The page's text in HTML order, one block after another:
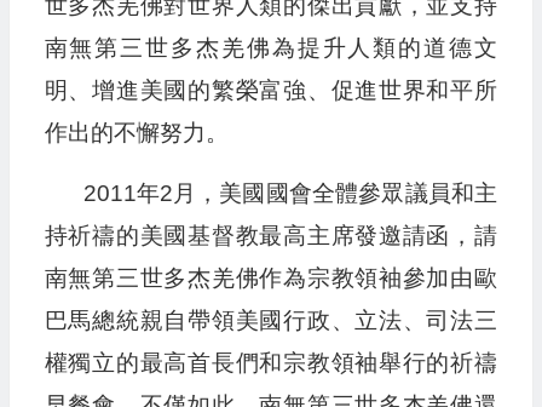
世多杰羌佛對世界人類的傑出貢獻，並支持
南無第三世多杰羌佛為提升人類的道德文
明、增進美國的繁榮富強、促進世界和平所
作出的不懈努力。
2011年2月，美國國會全體參眾議員和主
持祈禱的美國基督教最高主席發邀請函，請
南無第三世多杰羌佛作為宗教領袖參加由歐
巴馬總統親自帶領美國行政、立法、司法三
權獨立的最高首長們和宗教領袖舉行的祈禱